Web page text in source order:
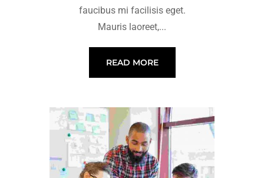
faucibus mi facilisis eget.
Mauris laoreet,...
READ MORE